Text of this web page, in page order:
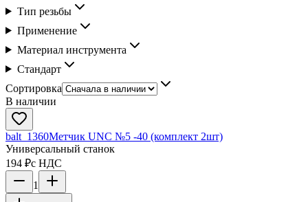
Тип резьбы
Применение
Материал инструмента
Стандарт
Сортировка
В наличии
balt_1360Метчик UNC №5 -40 (комплект 2шт)
Универсальный станок
194 ₽с НДС
1